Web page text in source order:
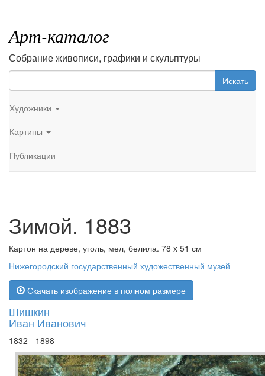
Арт-каталог
Собрание живописи, графики и скульптуры
Искать
Художники
Картины
Публикации
Зимой. 1883
Картон на дереве, уголь, мел, белила. 78 x 51 см
Нижегородский государственный художественный музей
Скачать изображение в полном размере
Шишкин
Иван Иванович
1832 - 1898